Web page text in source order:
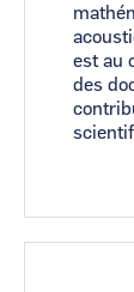
est au
des